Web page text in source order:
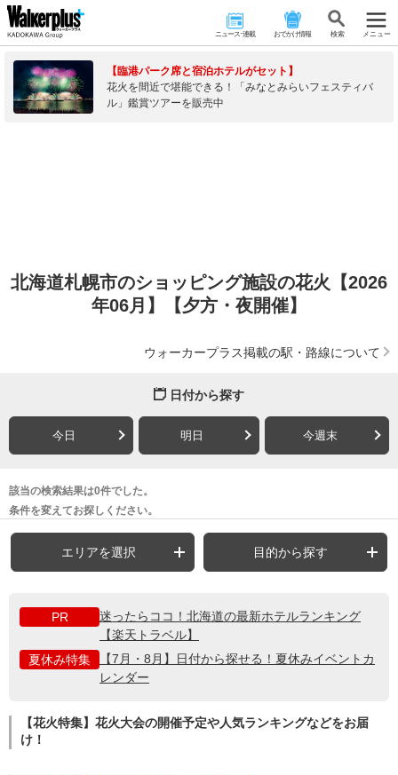
ニュース･連載 おでかけ情報 検 索 メニュー
【臨港パーク席と宿泊ホテルがセット】
花火を間近で堪能できる！「みなとみらいフェスティバ
ル」鑑賞ツアーを販売中
北海道札幌市のショッピング施設の花火【2026
年06月】【夕方・夜開催】
ウォーカープラス掲載の駅・路線について
日付から探す
今日 明日 今週末
該当の検索結果は0件でした。
条件を変えてお探しください。
エリアを選択 目的から探す
PR
迷ったらココ！北海道の最新ホテルランキング
【楽天トラベル】
夏休み特集
【7月・8月】日付から探せる！夏休みイベントカ
レンダー
【花火特集】花火大会の開催予定や人気ランキングなどをお届
け！